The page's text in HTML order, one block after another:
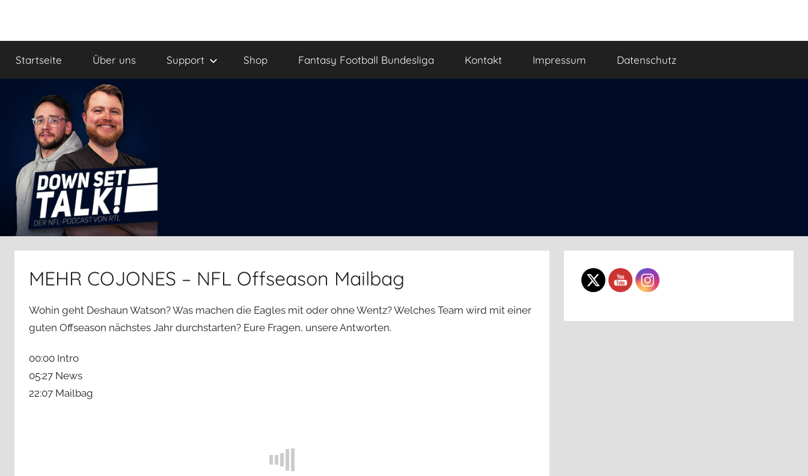
springen
Down
Set
Talk!
Football
Podcast
Startseite Über uns Support Shop Fantasy Football Bundesliga Kontakt Impressum Datenschutz
MEHR COJONES – NFL Offseason Mailbag
Wohin geht Deshaun Watson? Was machen die Eagles mit oder ohne Wentz? Welches Team wird mit einer
guten Offseason nächstes Jahr durchstarten? Eure Fragen, unsere Antworten.
00:00 Intro
05:27 News
22:07 Mailbag